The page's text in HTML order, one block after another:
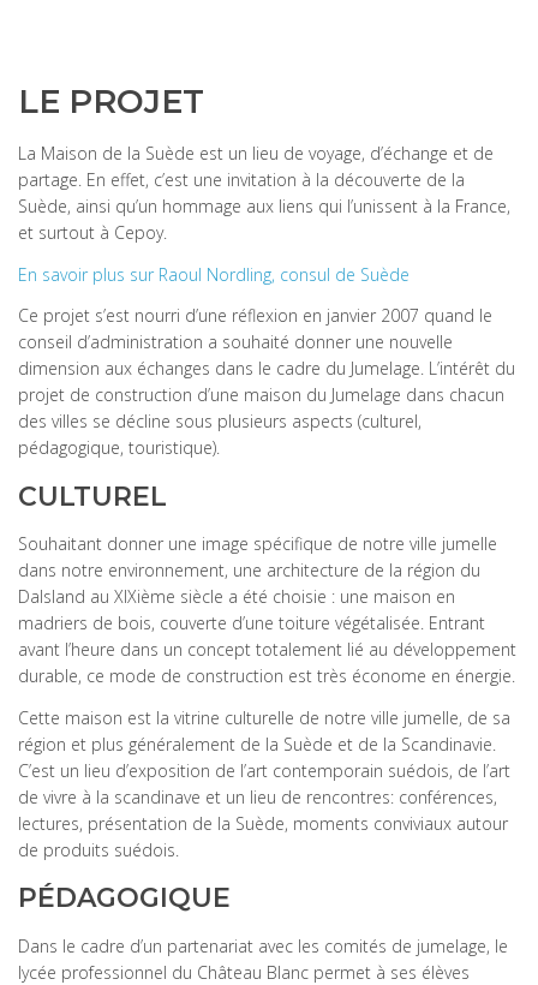
LE PROJET
La Maison de la Suède est un lieu de voyage, d’échange et de
partage. En effet, c’est une invitation à la découverte de la
Suède, ainsi qu’un hommage aux liens qui l’unissent à la France,
et surtout à Cepoy.
En savoir plus sur Raoul Nordling, consul de Suède
Ce projet s’est nourri d’une réflexion en janvier 2007 quand le
conseil d’administration a souhaité donner une nouvelle
dimension aux échanges dans le cadre du Jumelage. L’intérêt du
projet de construction d’une maison du Jumelage dans chacun
des villes se décline sous plusieurs aspects (culturel,
pédagogique, touristique).
CULTUREL
Souhaitant donner une image spécifique de notre ville jumelle
dans notre environnement, une architecture de la région du
Dalsland au XIXième siècle a été choisie : une maison en
madriers de bois, couverte d’une toiture végétalisée. Entrant
avant l’heure dans un concept totalement lié au développement
durable, ce mode de construction est très économe en énergie.
Cette maison est la vitrine culturelle de notre ville jumelle, de sa
région et plus généralement de la Suède et de la Scandinavie.
C’est un lieu d’exposition de l’art contemporain suédois, de l’art
de vivre à la scandinave et un lieu de rencontres: conférences,
lectures, présentation de la Suède, moments conviviaux autour
de produits suédois.
PÉDAGOGIQUE
Dans le cadre d’un partenariat avec les comités de jumelage, le
lycée professionnel du Château Blanc permet à ses élèves